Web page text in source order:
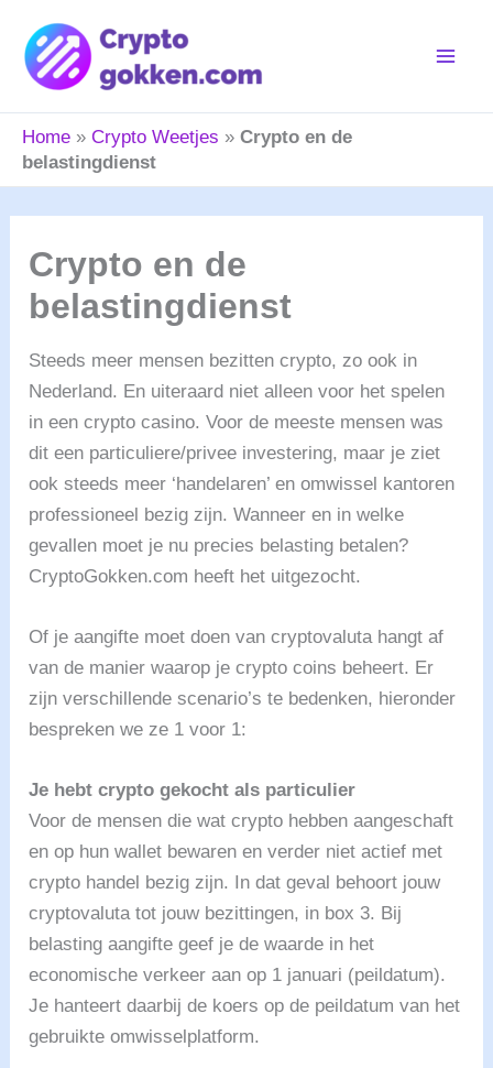
content
Home » Crypto Weetjes » Crypto en de
belastingdienst
Crypto en de
belastingdienst
Steeds meer mensen bezitten crypto, zo ook in
Nederland. En uiteraard niet alleen voor het spelen
in een crypto casino. Voor de meeste mensen was
dit een particuliere/privee investering, maar je ziet
ook steeds meer ‘handelaren’ en omwissel kantoren
professioneel bezig zijn. Wanneer en in welke
gevallen moet je nu precies belasting betalen?
CryptoGokken.com heeft het uitgezocht.
Of je aangifte moet doen van cryptovaluta hangt af
van de manier waarop je crypto coins beheert. Er
zijn verschillende scenario’s te bedenken, hieronder
bespreken we ze 1 voor 1:
Je hebt crypto gekocht als particulier
Voor de mensen die wat crypto hebben aangeschaft
en op hun wallet bewaren en verder niet actief met
crypto handel bezig zijn. In dat geval behoort jouw
cryptovaluta tot jouw bezittingen, in box 3. Bij
belasting aangifte geef je de waarde in het
economische verkeer aan op 1 januari (peildatum).
Je hanteert daarbij de koers op de peildatum van het
gebruikte omwisselplatform.